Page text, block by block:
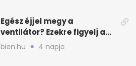
Egész éjjel megy a
ventilátor? Ezekre figyelj a
hőségben alvásnál
bien.hu 4 napja